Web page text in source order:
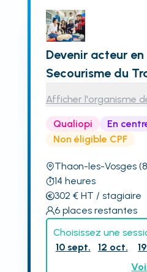
Devenir acteur
Secourisme du
Afficher l'organisme
Qualiopi En
Non éligible CPF
Thaon-les-Vosges
14 heures
302 € HT / stagiaire
6 places restantes
Choisissez une
10 sept.
12 oct.